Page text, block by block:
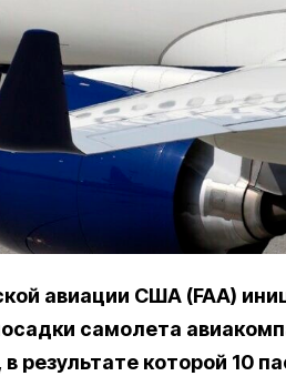
авиации США (FAA)
самолета
результате которой 10